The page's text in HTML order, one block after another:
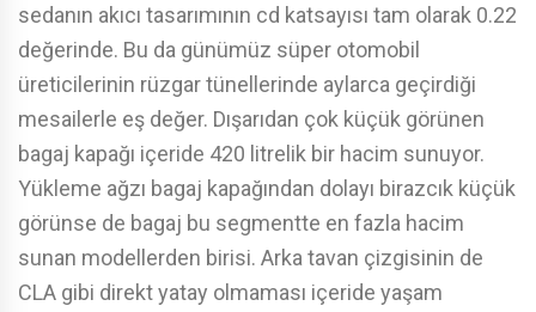
sedanın akıcı tasarımının cd katsayısı tam olarak 0.22
değerinde. Bu da günümüz süper otomobil
üreticilerinin rüzgar tünellerinde aylarca geçirdiği
mesailerle eş değer. Dışarıdan çok küçük görünen
bagaj kapağı içeride 420 litrelik bir hacim sunuyor.
Yükleme ağzı bagaj kapağından dolayı birazcık küçük
görünse de bagaj bu segmentte en fazla hacim
sunan modellerden birisi. Arka tavan çizgisinin de
CLA gibi direkt yatay olmaması içeride yaşam